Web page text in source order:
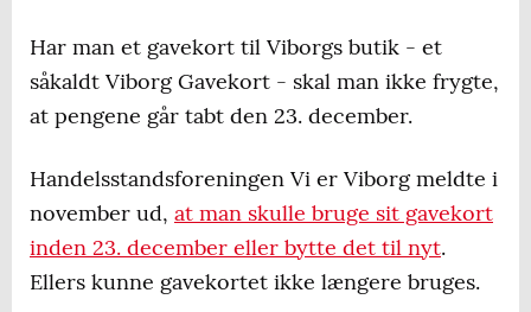
Har man et gavekort til Viborgs butik - et
såkaldt Viborg Gavekort - skal man ikke frygte,
at pengene går tabt den 23. december.
Handelsstandsforeningen Vi er Viborg meldte i
november ud, at man skulle bruge sit gavekort
inden 23. december eller bytte det til nyt.
Ellers kunne gavekortet ikke længere bruges.